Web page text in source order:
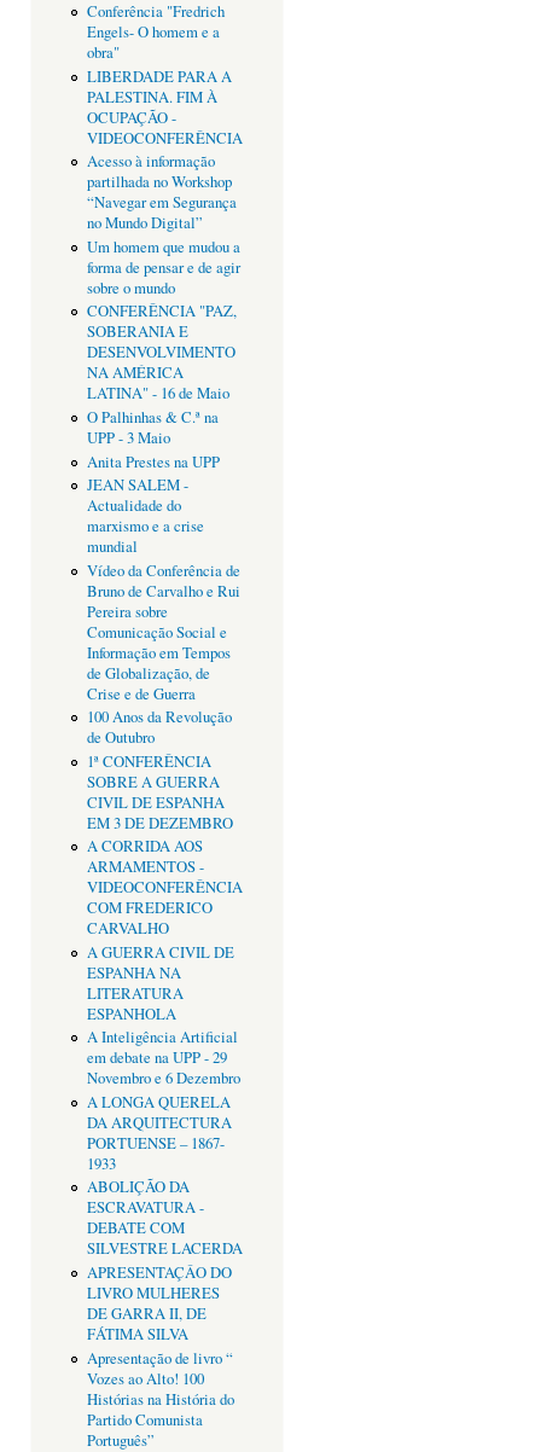
Conferência "Fredrich
Engels- O homem e a
obra"
LIBERDADE PARA A
PALESTINA. FIM À
OCUPAÇÃO -
VIDEOCONFERÊNCIA
Acesso à informação
partilhada no Workshop
“Navegar em Segurança
no Mundo Digital”
Um homem que mudou a
forma de pensar e de agir
sobre o mundo
CONFERÊNCIA "PAZ,
SOBERANIA E
DESENVOLVIMENTO
NA AMÉRICA
LATINA" - 16 de Maio
O Palhinhas & C.ª na
UPP - 3 Maio
Anita Prestes na UPP
JEAN SALEM -
Actualidade do
marxismo e a crise
mundial
Vídeo da Conferência de
Bruno de Carvalho e Rui
Pereira sobre
Comunicação Social e
Informação em Tempos
de Globalização, de
Crise e de Guerra
100 Anos da Revolução
de Outubro
1ª CONFERÊNCIA
SOBRE A GUERRA
CIVIL DE ESPANHA
EM 3 DE DEZEMBRO
A CORRIDA AOS
ARMAMENTOS -
VIDEOCONFERÊNCIA
COM FREDERICO
CARVALHO
A GUERRA CIVIL DE
ESPANHA NA
LITERATURA
ESPANHOLA
A Inteligência Artificial
em debate na UPP - 29
Novembro e 6 Dezembro
A LONGA QUERELA
DA ARQUITECTURA
PORTUENSE – 1867-
1933
ABOLIÇÃO DA
ESCRAVATURA -
DEBATE COM
SILVESTRE LACERDA
APRESENTAÇÂO DO
LIVRO MULHERES
DE GARRA II, DE
FÁTIMA SILVA
Apresentação de livro “
Vozes ao Alto! 100
Histórias na História do
Partido Comunista
Português”